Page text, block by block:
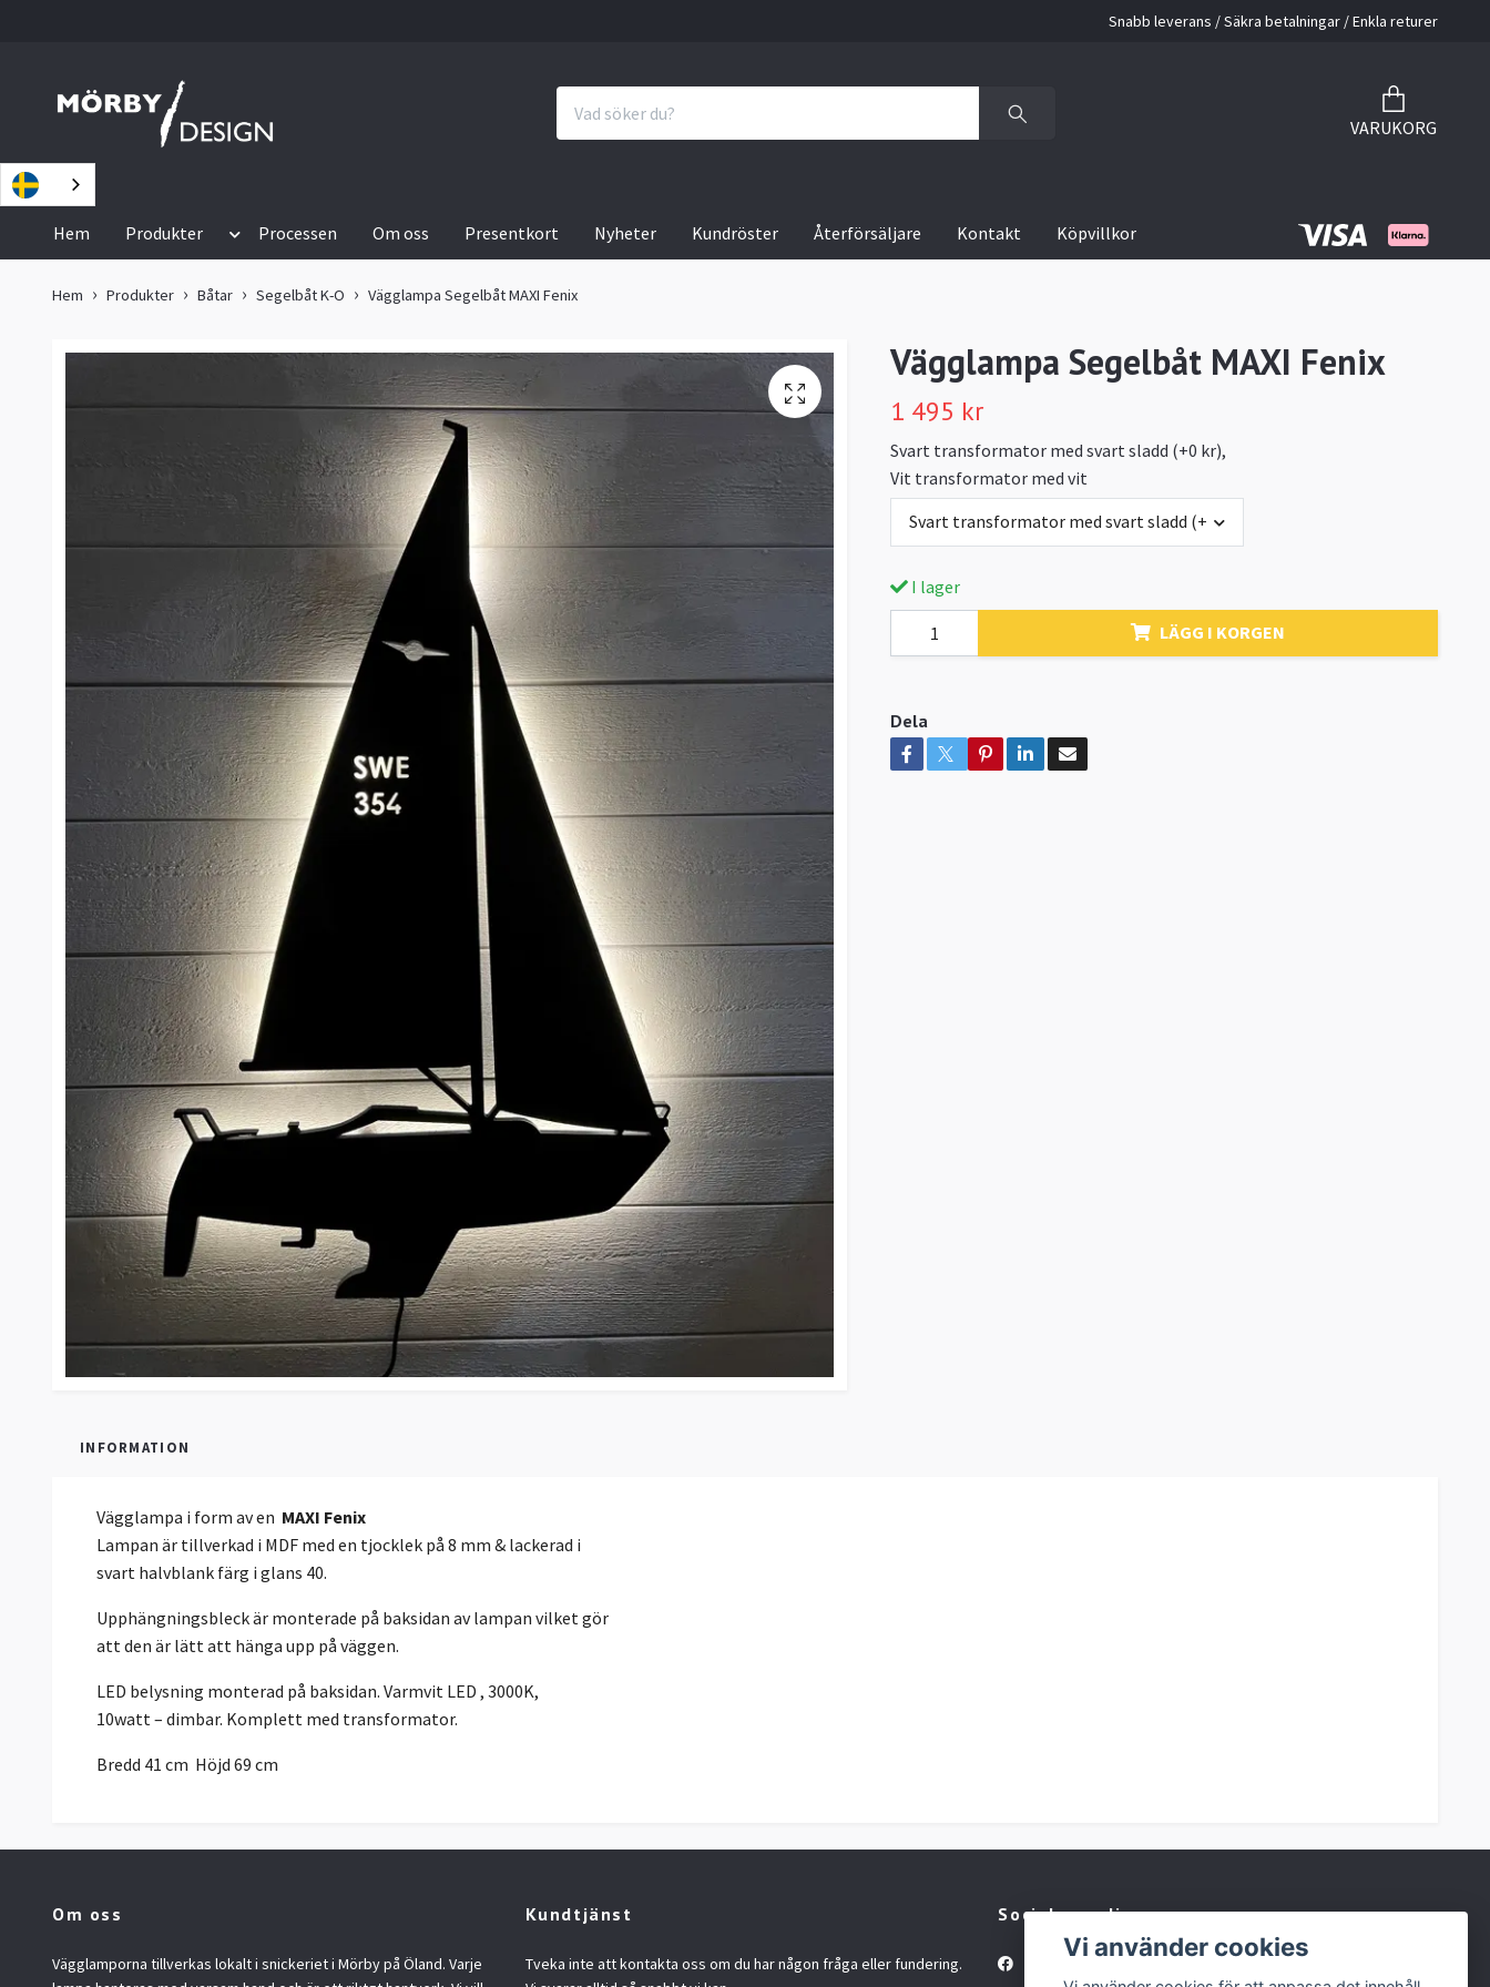
Snabb leverans / Säkra betalningar / Enkla returer
VARUKORG
Hem Produkter Processen Om oss Presentkort Nyheter Kundröster Återförsäljare Kontakt Köpvillkor
Hem Produkter Båtar Segelbåt K-O Vägglampa Segelbåt MAXI Fenix
Vägglampa Segelbåt MAXI Fenix
1 495 kr
Svart transformator med svart sladd (+0 kr),
Vit transformator med vit
Svart transformator med svart sladd (+0 kr)
I lager
LÄGG I KORGEN
Dela
INFORMATION
Vägglampa i form av en MAXI Fenix
Lampan är tillverkad i MDF med en tjocklek på 8 mm & lackerad i
svart halvblank färg i glans 40.
Upphängningsbleck är monterade på baksidan av lampan vilket gör
att den är lätt att hänga upp på väggen.
LED belysning monterad på baksidan. Varmvit LED , 3000K,
10watt – dimbar. Komplett med transformator.
Bredd 41 cm Höjd 69 cm
Om oss
Vägglamporna tillverkas lokalt i snickeriet i Mörby på Öland. Varje
Kundtjänst
Tveka inte att kontakta oss om du har någon fråga eller fundering.
Sociala medier
Vi använder cookies